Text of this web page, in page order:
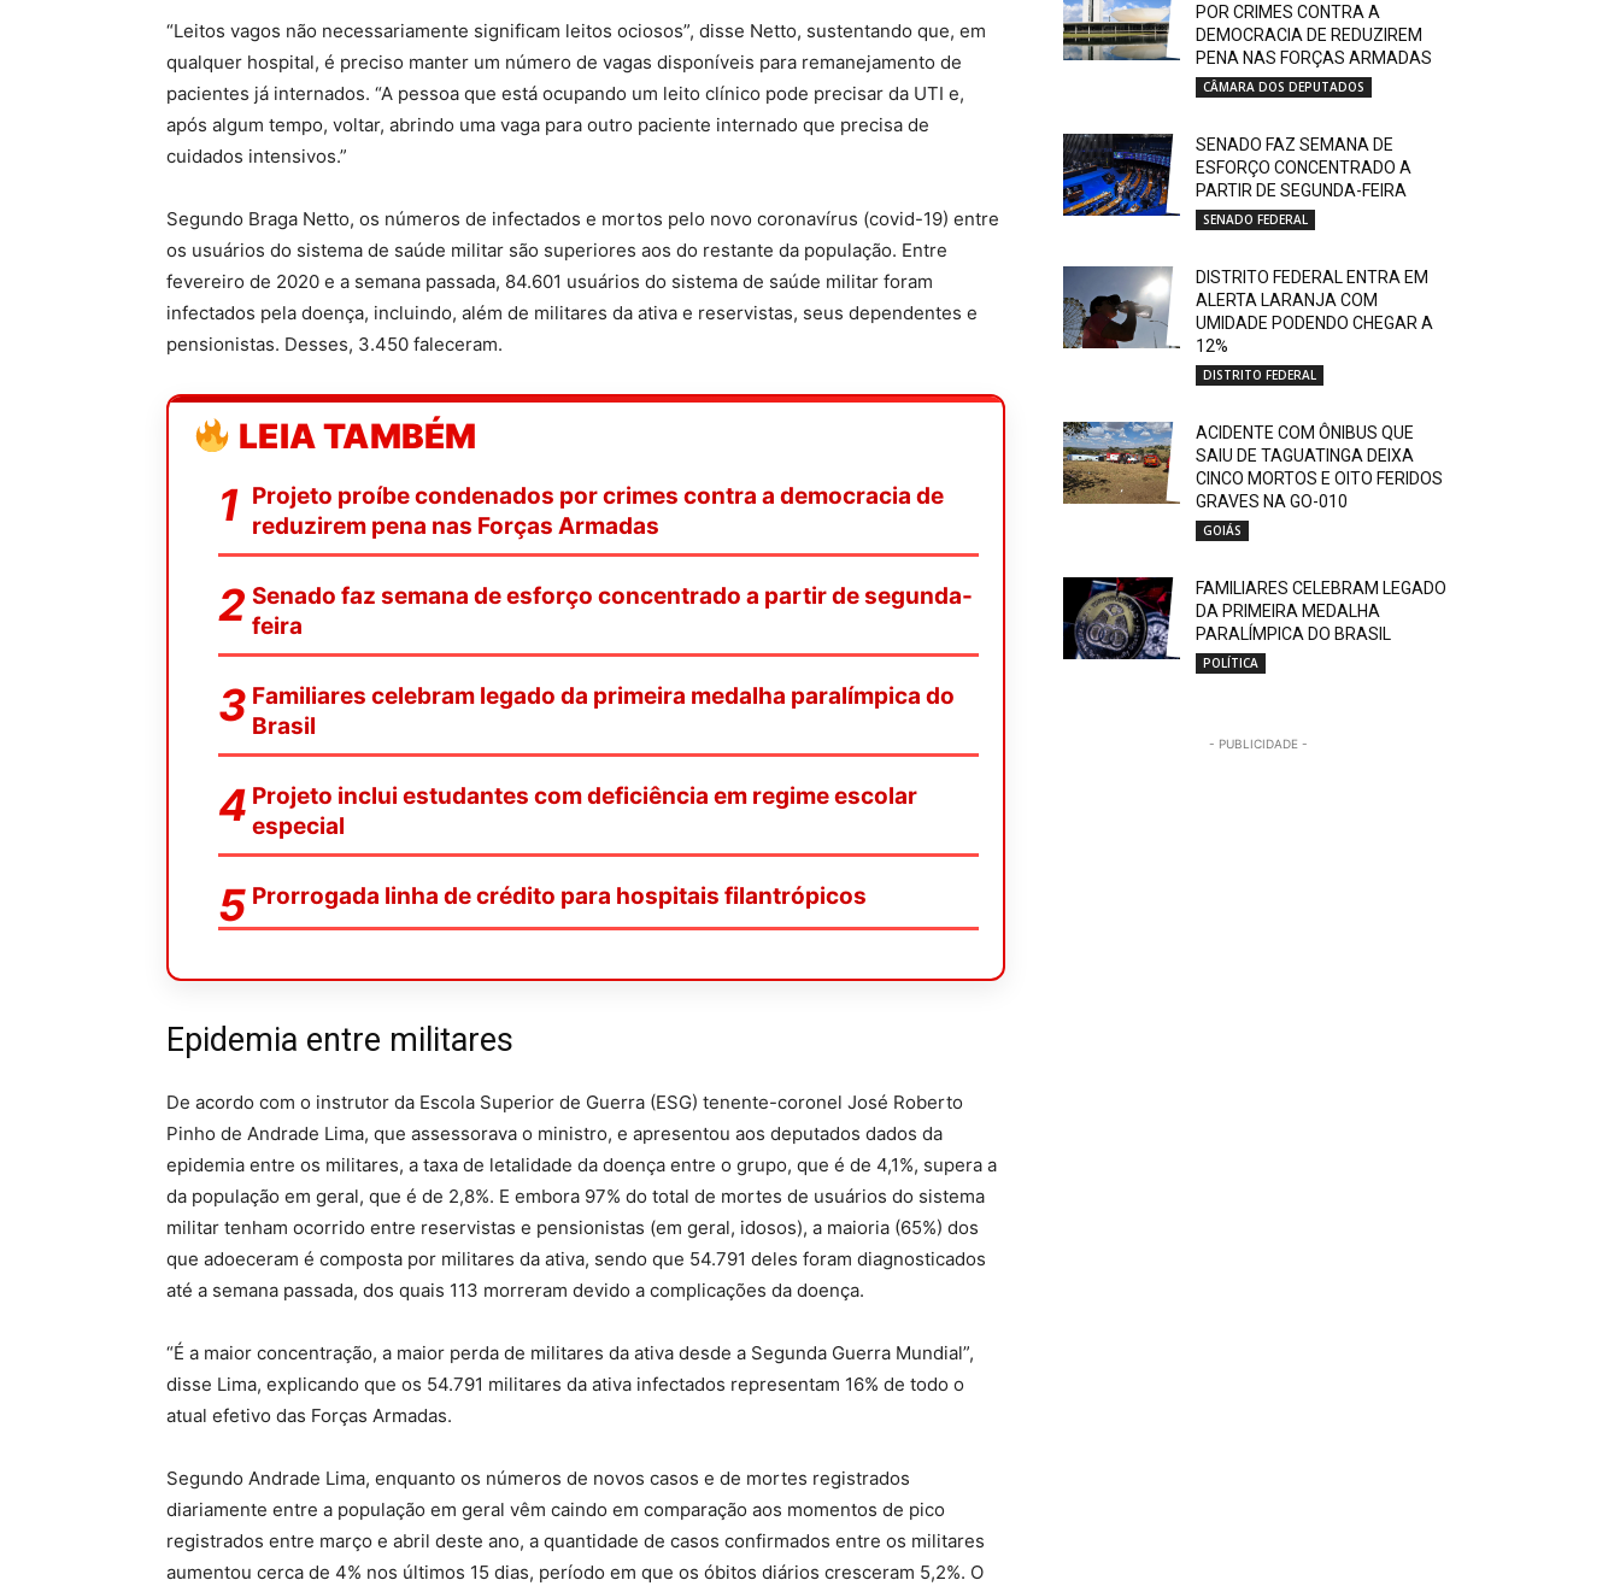
“Leitos vagos não necessariamente significam leitos ociosos”, disse Netto, sustentando que, em
qualquer hospital, é preciso manter um número de vagas disponíveis para remanejamento de
pacientes já internados. “A pessoa que está ocupando um leito clínico pode precisar da UTI e,
após algum tempo, voltar, abrindo uma vaga para outro paciente internado que precisa de
cuidados intensivos.”
Segundo Braga Netto, os números de infectados e mortos pelo novo coronavírus (covid-19) entre
os usuários do sistema de saúde militar são superiores aos do restante da população. Entre
fevereiro de 2020 e a semana passada, 84.601 usuários do sistema de saúde militar foram
infectados pela doença, incluindo, além de militares da ativa e reservistas, seus dependentes e
pensionistas. Desses, 3.450 faleceram.
LEIA TAMBÉM
Projeto proíbe condenados por crimes contra a democracia de
reduzirem pena nas Forças Armadas
Senado faz semana de esforço concentrado a partir de segunda-
feira
Familiares celebram legado da primeira medalha paralímpica do
Brasil
Projeto inclui estudantes com deficiência em regime escolar
especial
Prorrogada linha de crédito para hospitais filantrópicos
Epidemia entre militares
De acordo com o instrutor da Escola Superior de Guerra (ESG) tenente-coronel José Roberto
Pinho de Andrade Lima, que assessorava o ministro, e apresentou aos deputados dados da
epidemia entre os militares, a taxa de letalidade da doença entre o grupo, que é de 4,1%, supera a
da população em geral, que é de 2,8%. E embora 97% do total de mortes de usuários do sistema
militar tenham ocorrido entre reservistas e pensionistas (em geral, idosos), a maioria (65%) dos
que adoeceram é composta por militares da ativa, sendo que 54.791 deles foram diagnosticados
até a semana passada, dos quais 113 morreram devido a complicações da doença.
“É a maior concentração, a maior perda de militares da ativa desde a Segunda Guerra Mundial”,
disse Lima, explicando que os 54.791 militares da ativa infectados representam 16% de todo o
atual efetivo das Forças Armadas.
Segundo Andrade Lima, enquanto os números de novos casos e de mortes registrados
diariamente entre a população em geral vêm caindo em comparação aos momentos de pico
registrados entre março e abril deste ano, a quantidade de casos confirmados entre os militares
aumentou cerca de 4% nos últimos 15 dias, período em que os óbitos diários cresceram 5,2%. O
POR CRIMES CONTRA A
DEMOCRACIA DE REDUZIREM
PENA NAS FORÇAS ARMADAS
CÂMARA DOS DEPUTADOS
SENADO FAZ SEMANA DE
ESFORÇO CONCENTRADO A
PARTIR DE SEGUNDA-FEIRA
SENADO FEDERAL
DISTRITO FEDERAL ENTRA EM
ALERTA LARANJA COM
UMIDADE PODENDO CHEGAR A
12%
DISTRITO FEDERAL
ACIDENTE COM ÔNIBUS QUE
SAIU DE TAGUATINGA DEIXA
CINCO MORTOS E OITO FERIDOS
GRAVES NA GO-010
GOIÁS
FAMILIARES CELEBRAM LEGADO
DA PRIMEIRA MEDALHA
PARALÍMPICA DO BRASIL
POLÍTICA
- PUBLICIDADE -